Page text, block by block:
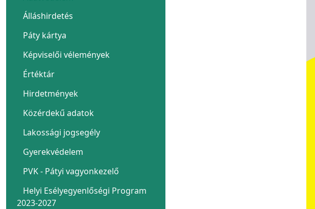
Álláshirdetés
Páty kártya
Képviselői vélemények
Értéktár
Hirdetmények
Közérdekű adatok
Lakossági jogsegély
Gyerekvédelem
PVK - Pátyi vagyonkezelő
Helyi Esélyegyenlőségi Program
2023-2027